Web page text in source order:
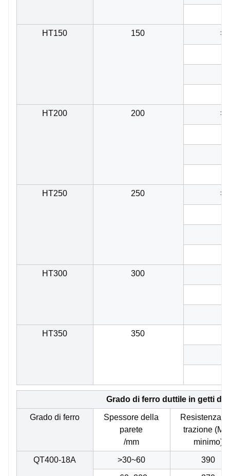
HT150 150
HT200 200
HT250 250
HT300 300
HT350 350
Grado di ferro duttile in getti di
Grado di ferro
Spessore della
parete
/mm
Resistenza
trazione
minimo)
QT400-18A >30~60 390